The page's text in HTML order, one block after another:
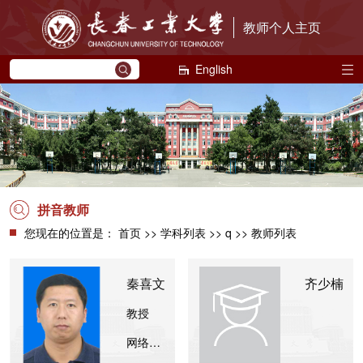
教师个人主页
English
拼音教师
您现在的位置是： 首页 >> 学科列表 >> q >> 教师列表
秦喜文
教授
网络信息与数据服务中心、大数据科学研究院
齐少楠